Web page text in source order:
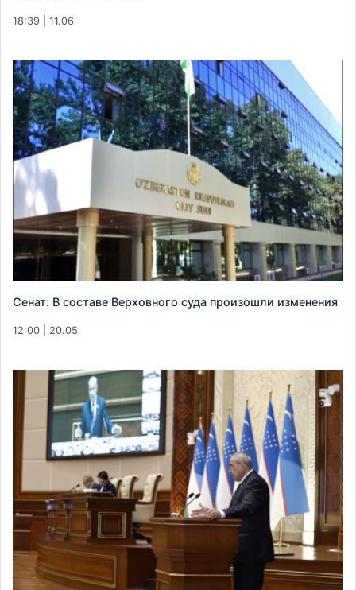
18:39 | 11.06
Сенат: В составе Верховного суда произошли изменения
12:00 | 20.05